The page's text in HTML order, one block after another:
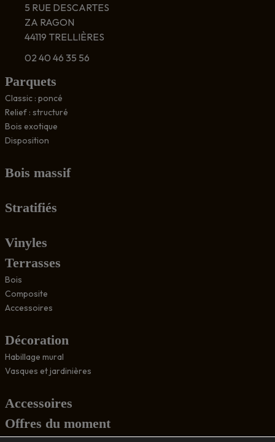
5 RUE DESCARTES
ZA RAGON
44119 TRELLIÈRES
02 40 46 35 56
Parquets
Classic : poncé
Relief : structuré
Bois exotique
Disposition
Bois massif
Stratifiés
Vinyles
Terrasses
Bois
Composite
Accessoires
Décoration
Habillage mural
Vasques et jardinières
Accessoires
Offres du moment